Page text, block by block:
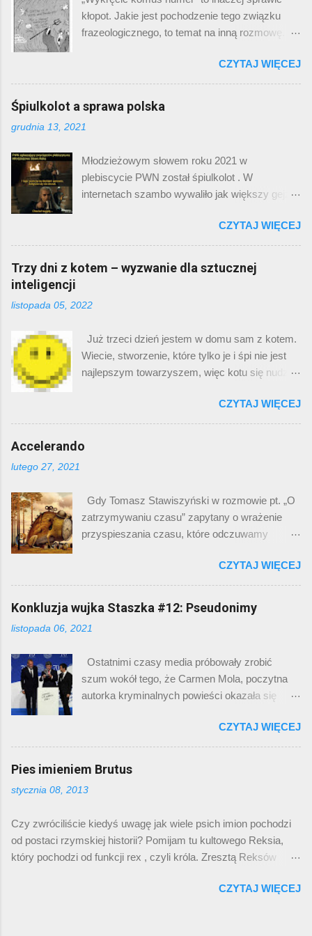
innej. A Ty? Znasz już cykl „ Legendy polskie
”? Dawno temu ukazała się na serwisie
YouTube krótkometrażówka Bagińskiego pt.
rola Jerzego Stuhra jako hejnalisty, i koncepcja
smoka porywającego… dziewczęta (boć się
pojęcie dziewicy przewaluowało od czasu
Kadłubka), i realizacja – fajne. Potem przyszedł
Twardowski, nasz pierwszy Polak na Księżycu,
który pięknie wyprowadza w pole (a właściwie
wysadza w pole) uroczą diablicę o imieniu ...
kłopot. Jakie jest pochodzenie tego związku
frazeologicznego, to temat na inną rozmowę.
przedstawienie jak fikcyjne numery telefoniczne
uprzykrzają ludziom życie. Być może
słyszeliście kilka miesięcy temu o problemie
numeru z serialu „Squid game”. W pierwszych
odcinkach pojawia się tam wizytówka
gotówkę w zamian za wygrane w dziecięcych
grach. Oglądając ten serial w wersji obecnej,
można zwrócić uwagę, że numer jest
wystarczająca w przypadku Monako czy
Bhutanu, zdecydowanie nie przystaje do Korei
Południowej. Otóż ten numer musiał zostać
filmu. Oryginalnie numer był ośmiocyfrowy. Gdy
komórkowej: 010, utworzyć można było pełen
numer telefoniczny… który należał do pewnej
kobiety niezwiązanej z filmem. Kobieta ta
CZYTAJ WIĘCEJ
Śpiulkolot a sprawa polska
grudnia 13, 2021
Młodzieżowym słowem roku 2021 w
plebiscycie PWN został śpiulkolot . W
internetach szambo wywaliło jak większy gejzer
przeprowadzać tu analizy socjologicznej
dotyczącej kto głosował na to słowo, dlaczego
podobało się millenialsom, za to młodzież nie
chciała głosować, ani czy ten plebiscyt ma
Egocentryk, jak zawsze, prawda? Gdy
finałem, to od razu wskazałem na „śpiulkolot”,
bo z całego zbioru ( naura, cringe , sus, twoja
stara, essa ) było najbardziej kreatywne. W
schyłkowe względem ich popularności w
poprzednich latach (jak cringe i sus ), a taką
twoj ą star ą , to – parafrazując bohaterów
sprawdzić kiedy Łukasz Jedynasty nakręcił film
„Twoja Stara, Baśń”, który na samym YT
obecny jest już od dziewięciu la...
CZYTAJ WIĘCEJ
Trzy dni z kotem – wyzwanie dla sztucznej
inteligencji
listopada 05, 2022
Już trzeci dzień jestem w domu sam z kotem.
Wiecie, stworzenie, które tylko je i śpi nie jest
najlepszym towarzyszem, więc kotu się nudzi.
dlaczego? Zastanawianie się, co w dowcipie
było śmiesznego, a już na pewno tłumaczenie
Pomijam to, czy dowcip jest śmieszny, bo
zdania są zapewne podzielone. Na pewno
znam kilka osób, które rozśmieszył. Co tu się
Pierwsze jest typowym zdaniem
orzecznikowym, które rysuje kontekst sytuacji:
dramatis personae – narrator, kot, nikt inny,
miejsce akcji dom, czas akcji – trzeci dzień
„stworzenie, które tylko je i śpi”. Jest to
stereotyp, którym opisujemy domowe koty.
Wprawdzie moje doświadczeni...
CZYTAJ WIĘCEJ
Accelerando
lutego 27, 2021
Gdy Tomasz Stawiszyński w rozmowie pt. „O
zatrzymywaniu czasu” zapytany o wrażenie
przyspieszania czasu, które odczuwamy
powiązaniu postępu technologii z naszym
postrzeganiem tempa życia, coś się we mnie
obruszyło. I nie chodzi tu o negowanie tego
zjawiska psychicznego. Każdy z nas
dostrzega, że z wiekiem tygodnie i miesiące
dowcipów („w dzieciństwie weekend to były
małe wakacje, a teraz to minutowa przerwa
między rundami meczu bokserskiego”),
wewnętrznego zdziwienia upływem czasu. Ale
zjawisko to było przypuszczalnie znane od
tysięcy lat i żaden postęp techniczny nie miał z
tym nic wspólnego. To, śmiem twierdzić, nasz
nas pewnie zna to uczucie doskonale: oto znów
mamy początek marca. Ledwie chwilę temu
zaczęła się pandemia i zapadliśmy w pierwszy
CZYTAJ WIĘCEJ
Konkluzja wujka Staszka #12: Pseudonimy
listopada 06, 2021
Ostatnimi czasy media próbowały zrobić
szum wokół tego, że Carmen Mola, poczytna
autorka kryminalnych powieści okazała się
znajdzie się mało rozgarnięta feministka
(Beatriz Gimeno), która zamiast przekuć tę
sytuację na swój oręż („Patrzcie, trzeba trzech
podnosi twitterowe larum, że padła ofiarą
przekonana, że udziela ich kobieta. Spokojnie
na to patrzę. Przypominam sobie Dominikę
Stec i Jessikę Blair, które per saldo okazały się
piosenki „Poison” Alicji Cooper, którą Barnabas
CZYTAJ WIĘCEJ
Pies imieniem Brutus
stycznia 08, 2013
Czy zwróciliście kiedyś uwagę jak wiele psich imion pochodzi
od postaci rzymskiej historii? Pomijam tu kultowego Reksia,
który pochodzi od funkcji rex , czyli króla. Zresztą Reksów
przywoływany jest Cezar, Nero, czy Brutus. Ponieważ psie
CZYTAJ WIĘCEJ